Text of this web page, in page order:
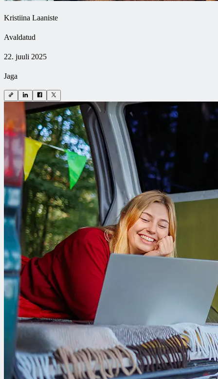
Kristiina Laaniste
Avaldatud
22. juuli 2025
Jaga